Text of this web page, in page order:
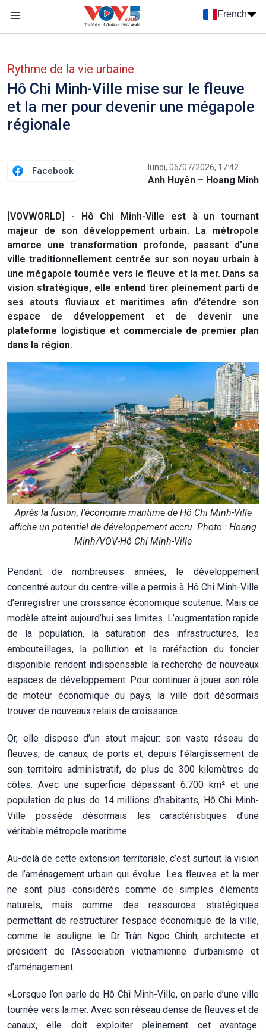
French
Rythme de la vie urbaine
Hô Chi Minh-Ville mise sur le fleuve
et la mer pour devenir une mégapole
régionale
Facebook lundi, 06/07/2026, 17:42
Anh Huyên – Hoang Minh
[VOVWORLD] - Hô Chi Minh-Ville est à un tournant
majeur de son développement urbain. La métropole
amorce une transformation profonde, passant d’une
ville traditionnellement centrée sur son noyau urbain à
une mégapole tournée vers le fleuve et la mer. Dans sa
vision stratégique, elle entend tirer pleinement parti de
ses atouts fluviaux et maritimes afin d’étendre son
espace de développement et de devenir une
plateforme logistique et commerciale de premier plan
dans la région.
Après la fusion, l'économie maritime de Hô Chi Minh-Ville
affiche un potentiel de développement accru. Photo : Hoang
Minh/VOV-Hô Chi Minh-Ville
Pendant de nombreuses années, le développement
concentré autour du centre-ville a permis à Hô Chi Minh-Ville
d’enregistrer une croissance économique soutenue. Mais ce
modèle atteint aujourd’hui ses limites. L’augmentation rapide
de la population, la saturation des infrastructures, les
embouteillages, la pollution et la raréfaction du foncier
disponible rendent indispensable la recherche de nouveaux
espaces de développement. Pour continuer à jouer son rôle
de moteur économique du pays, la ville doit désormais
trouver de nouveaux relais de croissance.
Or, elle dispose d’un atout majeur: son vaste réseau de
fleuves, de canaux, de ports et, depuis l’élargissement de
son territoire administratif, de plus de 300 kilomètres de
côtes. Avec une superficie dépassant 6.700 km² et une
population de plus de 14 millions d’habitants, Hô Chi Minh-
Ville possède désormais les caractéristiques d’une
véritable métropole maritime.
Au-delà de cette extension territoriale, c’est surtout la vision
de l’aménagement urbain qui évolue. Les fleuves et la mer
ne sont plus considérés comme de simples éléments
naturels, mais comme des ressources stratégiques
permettant de restructurer l’espace économique de la ville,
comme le souligne le Dr Trân Ngoc Chinh, architecte et
président de l’Association vietnamienne d’urbanisme et
d’aménagement.
«Lorsque l’on parle de Hô Chi Minh-Ville, on parle d’une ville
tournée vers la mer. Avec son réseau dense de fleuves et de
canaux, elle doit exploiter pleinement cet avantage.